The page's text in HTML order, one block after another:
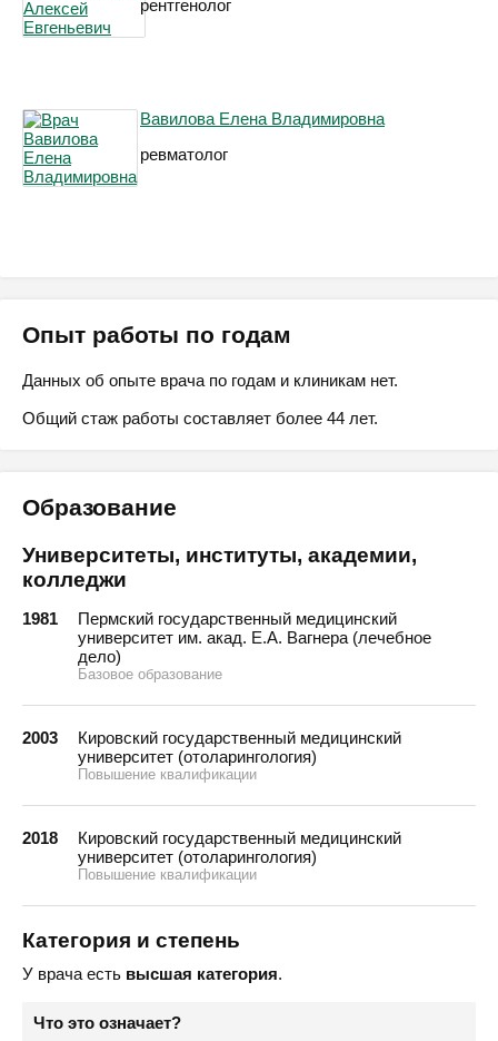
рентгенолог
Вавилова Елена Владимировна
ревматолог
Опыт работы по годам
Данных об опыте врача по годам и клиникам нет.
Общий стаж работы составляет более 44 лет.
Образование
Университеты, институты, академии,
колледжи
1981
Пермский государственный медицинский
университет им. акад. Е.А. Вагнера (лечебное
дело)
Базовое образование
2003
Кировский государственный медицинский
университет (отоларингология)
Повышение квалификации
2018
Кировский государственный медицинский
университет (отоларингология)
Повышение квалификации
Категория и степень
У врача есть высшая категория.
Что это означает?